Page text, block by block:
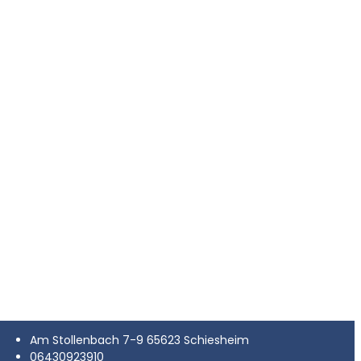
Am Stollenbach 7-9 65623 Schiesheim
06430923910